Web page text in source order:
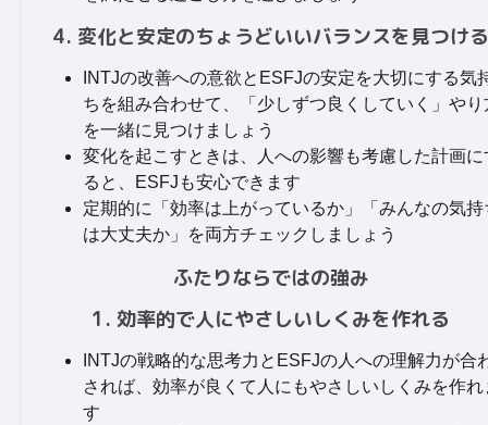
4. 変化と安定のちょうどいいバランスを見つけ
INTJの改善への意欲とESFJの安定を大切にする気
ちを組み合わせて、「少しずつ良くしていく」やり
を一緒に見つけましょう
変化を起こすときは、人への影響も考慮した計画に
ると、ESFJも安心できます
定期的に「効率は上がっているか」「みんなの気持
は大丈夫か」を両方チェックしましょう
ふたりならではの強み
1. 効率的で人にやさしいしくみを作れる
INTJの戦略的な思考力とESFJの人への理解力が合
されば、効率が良くて人にもやさしいしくみを作れ
す